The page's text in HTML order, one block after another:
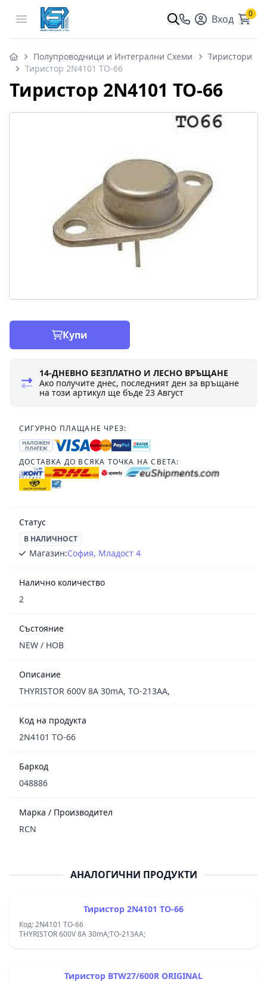
Open menu Вход 0
Полупроводници и Интегрални Схеми
Тиристори
Тиристор 2N4101 TO-66
Тиристор 2N4101 TO-66
Купи
14-ДНЕВНО БЕЗПЛАТНО И ЛЕСНО ВРЪЩАНЕ
Ако получите днес, последният ден за връщане
на този артикул ще бъде23 Август
СИГУРНО ПЛАЩАНЕ ЧРЕЗ:
НАЛОЖЕН
ПЛАТЕЖ
ДОСТАВКА ДО ВСЯКА ТОЧКА НА СВЕТА:
Статус
В НАЛИЧНОСТ
Магазин:София, Младост 4
Налично количество
2
Състояние
NEW / НОВ
Описание
THYRISTOR 600V 8A 30mA, TO-213AA,
Код на продукта
2N4101 TO-66
Баркод
048886
Марка / Производител
RCN
АНАЛОГИЧНИ ПРОДУКТИ
Тиристор 2N4101 TO-66
Код: 2N4101 TO-66
THYRISTOR 600V 8A 30mA;TO-213AA;
Тиристор BTW27/600R ORIGINAL